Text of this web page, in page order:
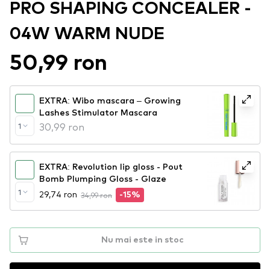
PRO SHAPING CONCEALER -
04W WARM NUDE
50,99 ron
1
EXTRA: Wibo mascara – Growing
Lashes Stimulator Mascara
30,99 ron
1
EXTRA: Revolution lip gloss - Pout
Bomb Plumping Gloss - Glaze
29,74 ron 34,99 ron -15%
Nu mai este in stoc